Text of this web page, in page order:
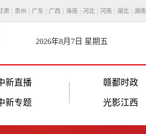
肃 贵州 广东 广西 海南 河北 河南 湖北 湖南
2026年8月7日 星期五
新直播
新专题
赣鄱时政
光影江西